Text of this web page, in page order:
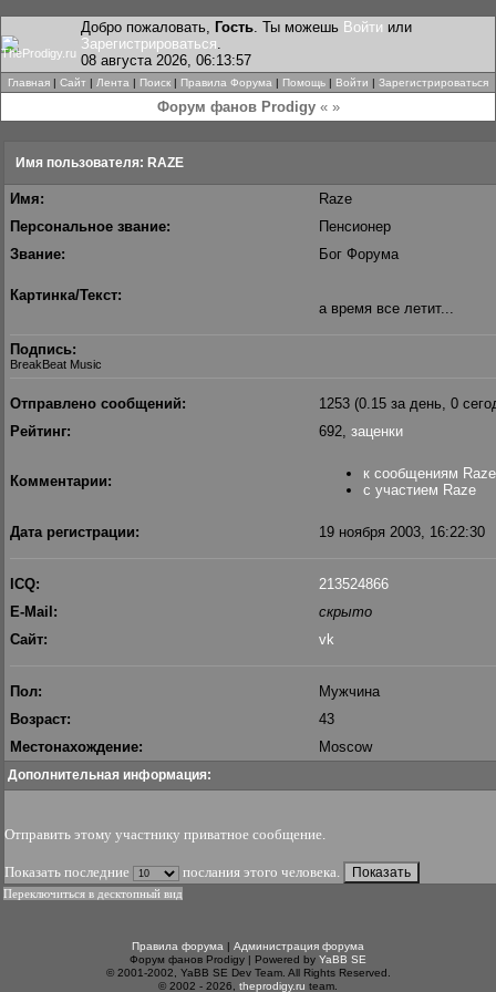
Добро пожаловать, Гость. Ты можешь Войти или
Зарегистрироваться.
08 августа 2026, 06:13:57
Главная | Сайт | Лента | Поиск | Правила Форума | Помощь | Войти | Зарегистрироваться
Форум фанов Prodigy« »
Имя пользователя: RAZE
Имя:
Raze
Персональное звание:
Пенсионер
Звание:
Бог Форума
Картинка/Текст:
а время все летит...
Подпись:
BreakBeat Music
Отправлено сообщений:
1253 (0.15 за день, 0
Рейтинг:
692, заценки
Комментарии:
к сообщениям Raze
с участием Raze
Дата регистрации: 19 ноября 2003, 16:22:30
ICQ:
213524866
E-Mail:
скрыто
Сайт:
vk
Пол:
Мужчина
Возраст:
43
Местонахождение:
Moscow
Дополнительная информация:
Отправить этому участнику приватное сообщение.
Показать последние послания этого человека.
Переключиться в десктопный вид
Правила форума | Администрация форума
Форум фанов Prodigy | Powered by YaBB SE
© 2001-2002, YaBB SE Dev Team. All Rights Reserved.
© 2002 - 2026, theprodigy.ru team.